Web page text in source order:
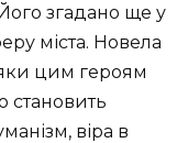
згадано ще у
міста. Новела
цим героям
становить
віра в